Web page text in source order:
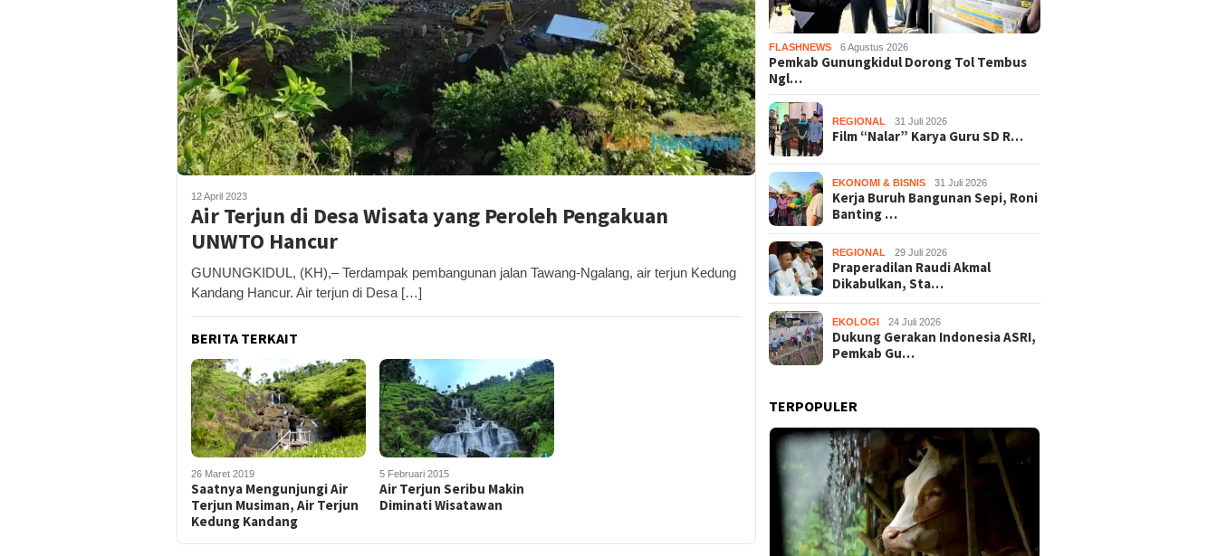
12 April 2023
Air Terjun di Desa Wisata yang Peroleh Pengakuan
UNWTO Hancur
GUNUNGKIDUL, (KH),– Terdampak pembangunan jalan Tawang-Ngalang, air terjun Kedung
Kandang Hancur. Air terjun di Desa […]
BERITA TERKAIT
26 Maret 2019
Saatnya Mengunjungi Air
Terjun Musiman, Air Terjun
Kedung Kandang
5 Februari 2015
Air Terjun Seribu Makin
Diminati Wisatawan
FLASHNEWS 6 Agustus 2026
Pemkab Gunungkidul Dorong Tol Tembus
Ngl…
REGIONAL 31 Juli 2026
Film “Nalar” Karya Guru SD R…
EKONOMI & BISNIS 31 Juli 2026
Kerja Buruh Bangunan Sepi, Roni
Banting …
REGIONAL 29 Juli 2026
Praperadilan Raudi Akmal
Dikabulkan, Sta…
EKOLOGI 24 Juli 2026
Dukung Gerakan Indonesia ASRI,
Pemkab Gu…
TERPOPULER